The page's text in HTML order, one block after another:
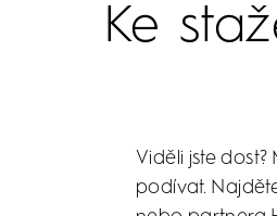
Ke
Viděli jste dost?
podívat.